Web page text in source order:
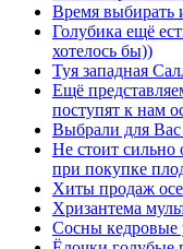
Время выбирать
Голубика ещё
хотелось бы))
Туя западная
Ещё
поступят к нам
Выбрали для
Не стоит сильно
при покупке
Хиты продаж
Хризантема
Сосны кедровые